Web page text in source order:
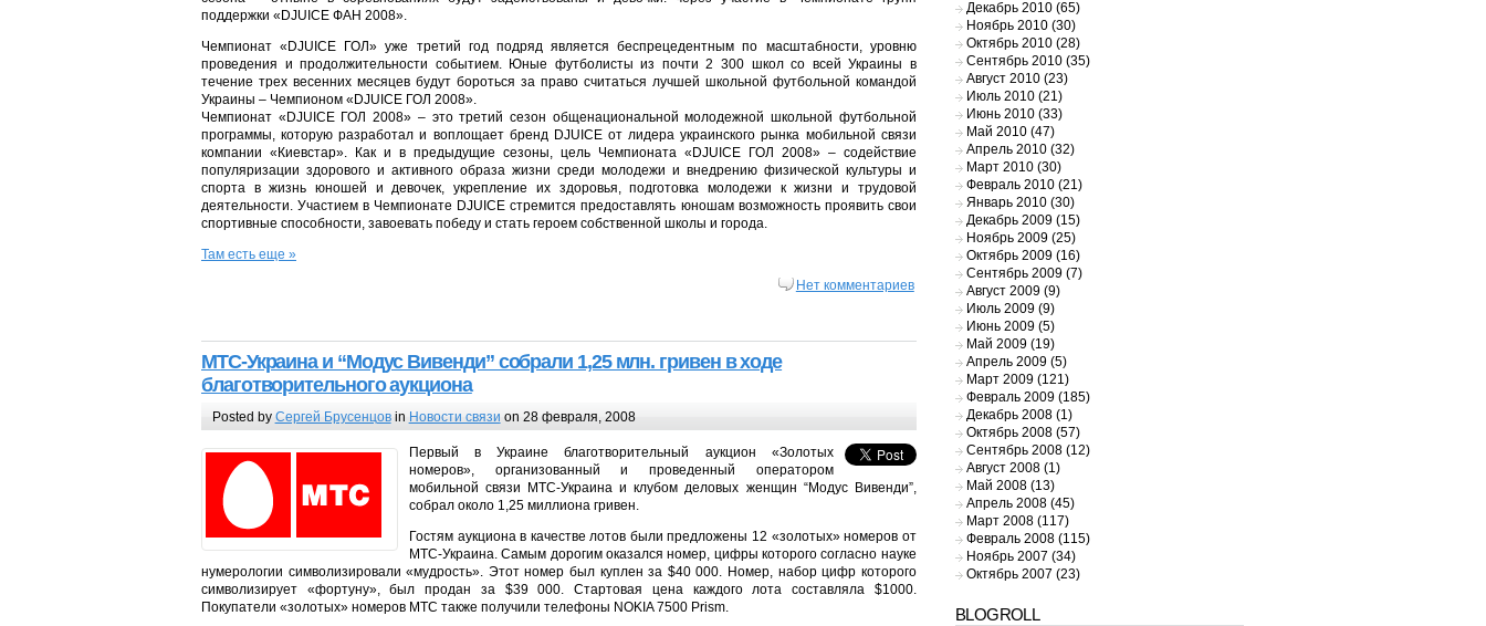
поддержки «DJUICE ФАН 2008».
Чемпионат «DJUICE ГОЛ» уже третий год подряд является беспрецедентным по масштабности, уровню
проведения и продолжительности событием. Юные футболисты из почти 2 300 школ со всей Украины в
течение трех весенних месяцев будут бороться за право считаться лучшей школьной футбольной командой
Украины – Чемпионом «DJUICE ГОЛ 2008».
Чемпионат «DJUICE ГОЛ 2008» – это третий сезон общенациональной молодежной школьной футбольной
программы, которую разработал и воплощает бренд DJUICE от лидера украинского рынка мобильной связи
компании «Киевстар». Как и в предыдущие сезоны, цель Чемпионата «DJUICE ГОЛ 2008» – содействие
популяризации здорового и активного образа жизни среди молодежи и внедрению физической культуры и
спорта в жизнь юношей и девочек, укрепление их здоровья, подготовка молодежи к жизни и трудовой
деятельности. Участием в Чемпионате DJUICE стремится предоставлять юношам возможность проявить свои
спортивные способности, завоевать победу и стать героем собственной школы и города.
Там есть еще »
Нет комментариев
МТС-Украина и “Модус Вивенди” собрали 1,25 млн. гривен в ходе
благотворительного аукциона
Posted by Сергей Брусенцовin Новости связи on 28 февраля, 2008
Первый в Украине благотворительный аукцион «Золотых
номеров», организованный и проведенный оператором
мобильной связи МТС-Украина и клубом деловых женщин “Модус Вивенди”,
собрал около 1,25 миллиона гривен.
Гостям аукциона в качестве лотов были предложены 12 «золотых» номеров от
МТС-Украина. Самым дорогим оказался номер, цифры которого согласно науке
нумерологии символизировали «мудрость». Этот номер был куплен за $40 000. Номер, набор цифр которого
символизирует «фортуну», был продан за $39 000. Стартовая цена каждого лота составляла $1000.
Покупатели «золотых» номеров МТС также получили телефоны NOKIA 7500 Prism.
Декабрь 2010(65)
Ноябрь 2010(30)
Октябрь 2010(28)
Сентябрь 2010(35)
Август 2010(23)
Июль 2010(21)
Июнь 2010(33)
Май 2010(47)
Апрель 2010(32)
Март 2010(30)
Февраль 2010(21)
Январь 2010(30)
Декабрь 2009(15)
Ноябрь 2009(25)
Октябрь 2009(16)
Сентябрь 2009(7)
Август 2009(9)
Июль 2009(9)
Июнь 2009(5)
Май 2009(19)
Апрель 2009(5)
Март 2009(121)
Февраль 2009(185)
Декабрь 2008(1)
Октябрь 2008(57)
Сентябрь 2008(12)
Август 2008(1)
Май 2008(13)
Апрель 2008(45)
Март 2008(117)
Февраль 2008(115)
Ноябрь 2007 (34)
Октябрь 2007 (23)
BLOGROLL